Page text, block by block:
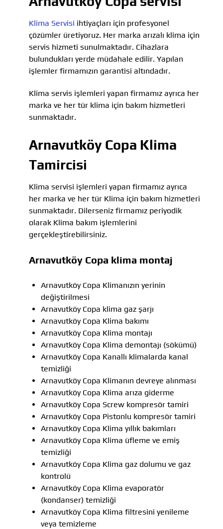
Klima Servisi ihtiyaçları için profesyonel
çözümler üretiyoruz. Her marka arızalı klima için
servis hizmeti sunulmaktadır. Cihazlara
bulundukları yerde müdahale edilir. Yapılan
işlemler firmamızın garantisi altındadır.
Klima servis işlemleri yapan firmamız ayrıca her
marka ve her tür klima için bakım hizmetleri
sunmaktadır.
Arnavutköy Copa Klima
Tamircisi
Klima servisi işlemleri yapan firmamız ayrıca
her marka ve her tür Klima için bakım hizmetleri
sunmaktadır. Dilerseniz firmamız periyodik
olarak Klima bakım işlemlerini
gerçekleştirebilirsiniz.
Arnavutköy Copa klima montaj
Arnavutköy Copa Klimanızın yerinin
değiştirilmesi
Arnavutköy Copa klima gaz şarjı
Arnavutköy Copa Klima bakımı
Arnavutköy Copa Klima montajı
Arnavutköy Copa Klima demontajı (sökümü)
Arnavutköy Copa Kanallı klimalarda kanal
temizliği
Arnavutköy Copa Klimanın devreye alınması
Arnavutköy Copa Klima arıza giderme
Arnavutköy Copa Screw kompresör tamiri
Arnavutköy Copa Pistonlu kompresör tamiri
Arnavutköy Copa Klima yıllık bakımları
Arnavutköy Copa Klima üfleme ve emiş
temizliği
Arnavutköy Copa Klima gaz dolumu ve gaz
kontrolü
Arnavutköy Copa Klima evaporatör
(kondanser) temizliği
Arnavutköy Copa Klima filtresini yenileme
veya temizleme